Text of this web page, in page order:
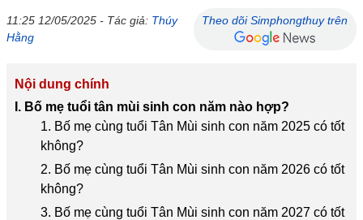
11:25 12/05/2025 - Tác giả: Thúy
Hằng
Theo dõi Simphongthuy trên
Nội dung chính
I. Bố mẹ tuổi tân mùi sinh con năm nào hợp?
1. Bố mẹ cùng tuổi Tân Mùi sinh con năm 2025 có tốt
không?
2. Bố mẹ cùng tuổi Tân Mùi sinh con năm 2026 có tốt
không?
3. Bố mẹ cùng tuổi Tân Mùi sinh con năm 2027 có tốt